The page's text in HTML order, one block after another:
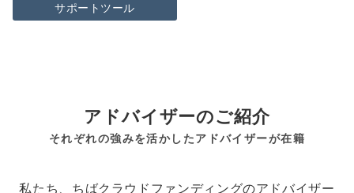
サポートツール
アドバイザーのご紹介
それぞれの強みを活かしたアドバイザーが在籍
私たち、ちばクラウドファンディングのアドバイザー